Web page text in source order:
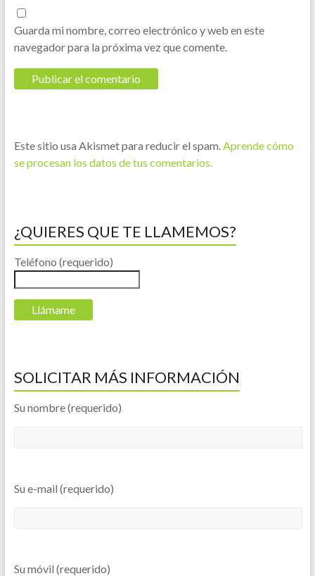
Guarda mi nombre, correo electrónico y web en este
navegador para la próxima vez que comente.
Este sitio usa Akismet para reducir el spam.Aprende cómo
se procesan los datos de tus comentarios.
¿QUIERES QUE TE LLAMEMOS?
Teléfono (requerido)
SOLICITAR MÁS INFORMACIÓN
Su nombre (requerido)
Su e-mail (requerido)
Su móvil (requerido)